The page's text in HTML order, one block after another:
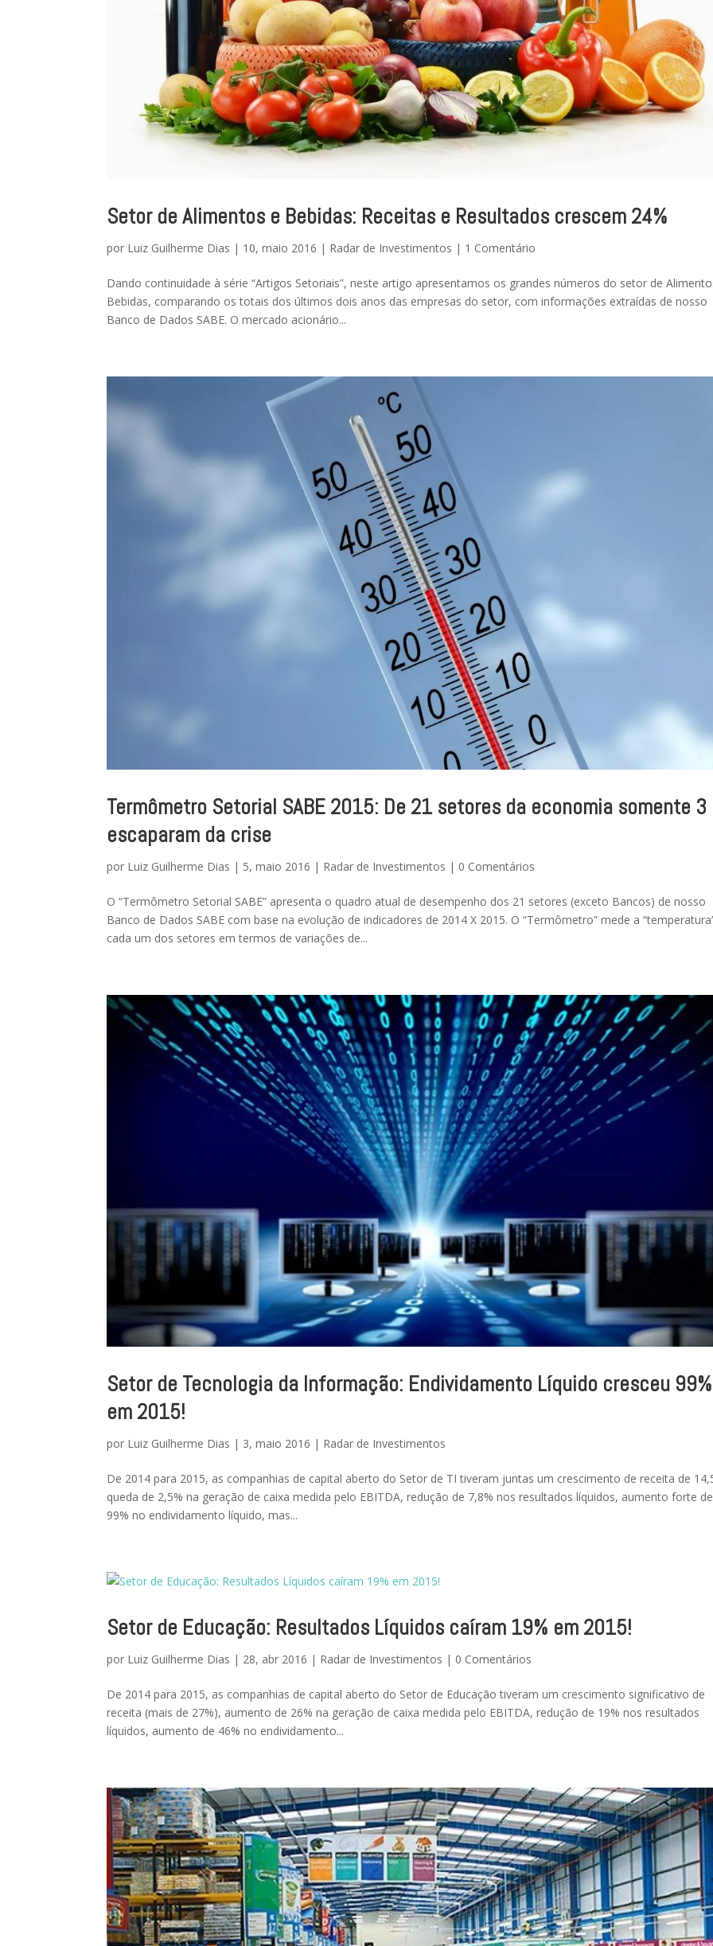
Setor de Alimentos e Bebidas: Receitas e Resultados crescem 24%
por Luiz Guilherme Dias | 10, maio 2016 | Radar de Investimentos | 1 Comentário
Dando continuidade à série “Artigos Setoriais”, neste artigo apresentamos os grandes números do setor de
Bebidas, comparando os totais dos últimos dois anos das empresas do setor, com informações extraídas de nosso
Banco de Dados SABE. O mercado acionário...
Termômetro Setorial SABE 2015: De 21 setores da economia somente 3
escaparam da crise
por Luiz Guilherme Dias | 5, maio 2016 | Radar de Investimentos | 0 Comentários
O “Termômetro Setorial SABE” apresenta o quadro atual de desempenho dos 21 setores (exceto Bancos) de nosso
Banco de Dados SABE com base na evolução de indicadores de 2014 X 2015. O “Termômetro” mede a
cada um dos setores em termos de variações de...
Setor de Tecnologia da Informação: Endividamento Líquido cresceu 99%
em 2015!
por Luiz Guilherme Dias | 3, maio 2016 | Radar de Investimentos
De 2014 para 2015, as companhias de capital aberto do Setor de TI tiveram juntas um crescimento de receita de
queda de 2,5% na geração de caixa medida pelo EBITDA, redução de 7,8% nos resultados líquidos, aumento forte de
99% no endividamento líquido, mas...
Setor de Educação: Resultados Líquidos caíram 19% em 2015!
por Luiz Guilherme Dias | 28, abr 2016 | Radar de Investimentos | 0 Comentários
De 2014 para 2015, as companhias de capital aberto do Setor de Educação tiveram um crescimento significativo de
receita (mais de 27%), aumento de 26% na geração de caixa medida pelo EBITDA, redução de 19% nos resultados
líquidos, aumento de 46% no endividamento...